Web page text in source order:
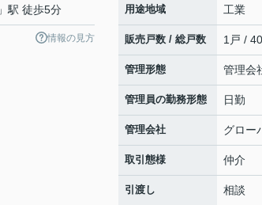
」駅 徒歩5分
情報の見方
用途地域 工業
販売戸数 / 総戸数 1戸 /
管理形態 管理会
管理員の勤務形態 日勤
管理会社 グロー
取引態様 仲介
引渡し 相談